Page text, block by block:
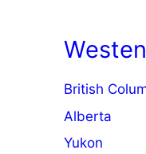
Westen
British
Alberta
Yukon